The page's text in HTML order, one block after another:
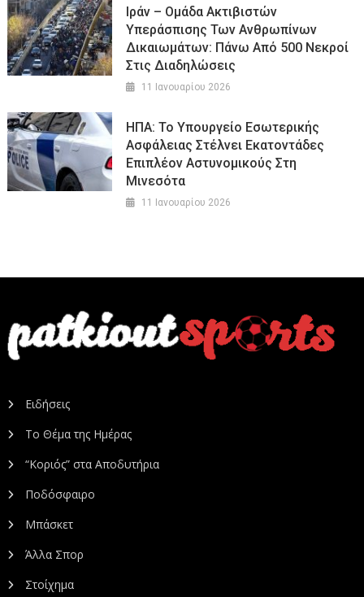
Ιράν – Ομάδα Ακτιβιστών
Υπεράσπισης Των Ανθρωπίνων
Δικαιωμάτων: Πάνω Από 500 Νεκροί
Στις Διαδηλώσεις
11 Ιανουαρίου 2026
ΗΠΑ: Το Υπουργείο Εσωτερικής
Ασφάλειας Στέλνει Εκατοντάδες
Επιπλέον Αστυνομικούς Στη
Μινεσότα
11 Ιανουαρίου 2026
Ειδήσεις
Το Θέμα της Ημέρας
“Κοριός” στα Αποδυτήρια
Ποδόσφαιρο
Μπάσκετ
Άλλα Σπορ
Στοίχημα